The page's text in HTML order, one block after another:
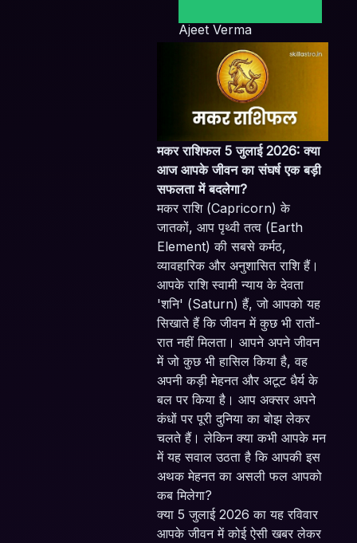
Ajeet Verma
मकर राशिफल 5 जुलाई 2026: क्या
आज आपके जीवन का संघर्ष एक बड़ी
सफलता में बदलेगा?
मकर राशि (Capricorn) के
जातकों, आप पृथ्वी तत्व (Earth
Element) की सबसे कर्मठ,
व्यावहारिक और अनुशासित राशि हैं।
आपके राशि स्वामी न्याय के देवता
'शनि' (Saturn) हैं, जो आपको यह
सिखाते हैं कि जीवन में कुछ भी रातों-
रात नहीं मिलता। आपने अपने जीवन
में जो कुछ भी हासिल किया है, वह
अपनी कड़ी मेहनत और अटूट धैर्य के
बल पर किया है। आप अक्सर अपने
कंधों पर पूरी दुनिया का बोझ लेकर
चलते हैं। लेकिन क्या कभी आपके मन
में यह सवाल उठता है कि आपकी इस
अथक मेहनत का असली फल आपको
कब मिलेगा?
क्या 5 जुलाई 2026 का यह रविवार
आपके जीवन में कोई ऐसी खबर लेकर